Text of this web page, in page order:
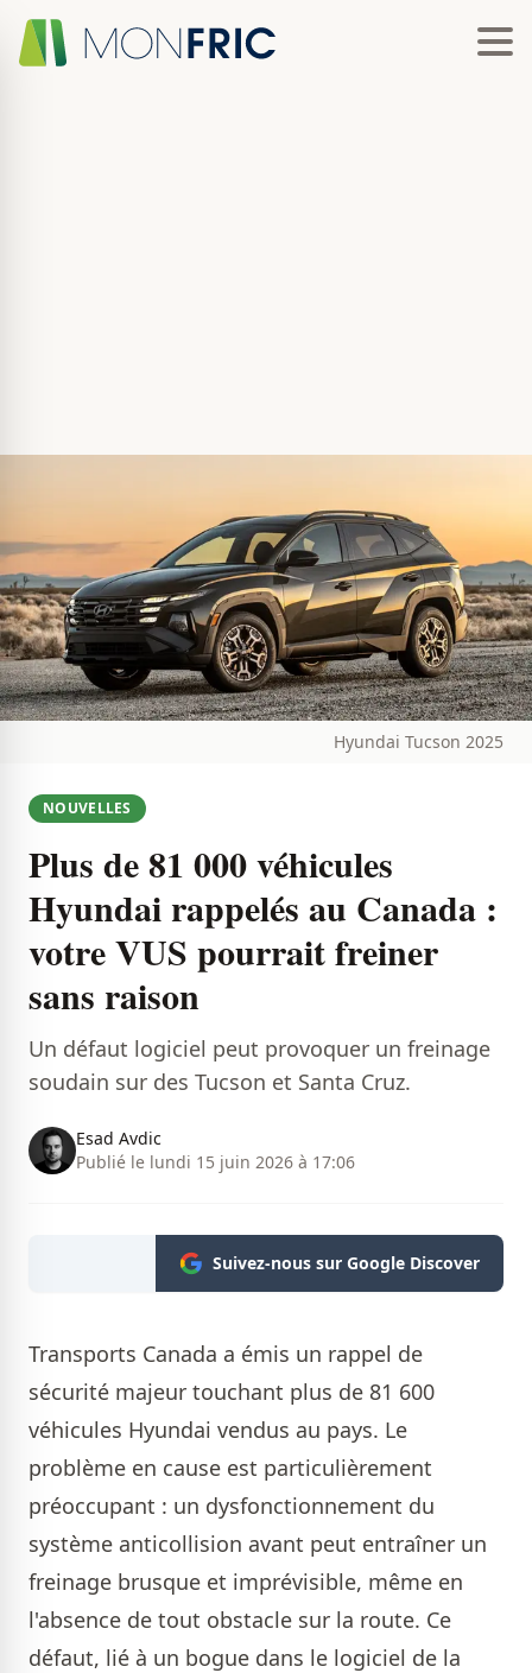
Hyundai Tucson 2025
NOUVELLES
Plus de 81 000 véhicules
Hyundai rappelés au Canada :
votre VUS pourrait freiner
sans raison
Un défaut logiciel peut provoquer un freinage
soudain sur des Tucson et Santa Cruz.
Esad Avdic
Publié le lundi 15 juin 2026 à 17:06
Suivez-nous sur Google Discover
Transports Canada a émis un rappel de
sécurité majeur touchant plus de 81 600
véhicules Hyundai vendus au pays. Le
problème en cause est particulièrement
préoccupant : un dysfonctionnement du
système anticollision avant peut entraîner un
freinage brusque et imprévisible, même en
l'absence de tout obstacle sur la route. Ce
défaut, lié à un bogue dans le logiciel de la